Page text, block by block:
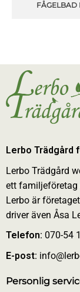
FÅGELBAD
Lerbo Trädgård
Lerbo Trädgård
ett familjeföretag
Lerbo är
driver även Åsa
Telefon: 070-54
E-post:
Personlig